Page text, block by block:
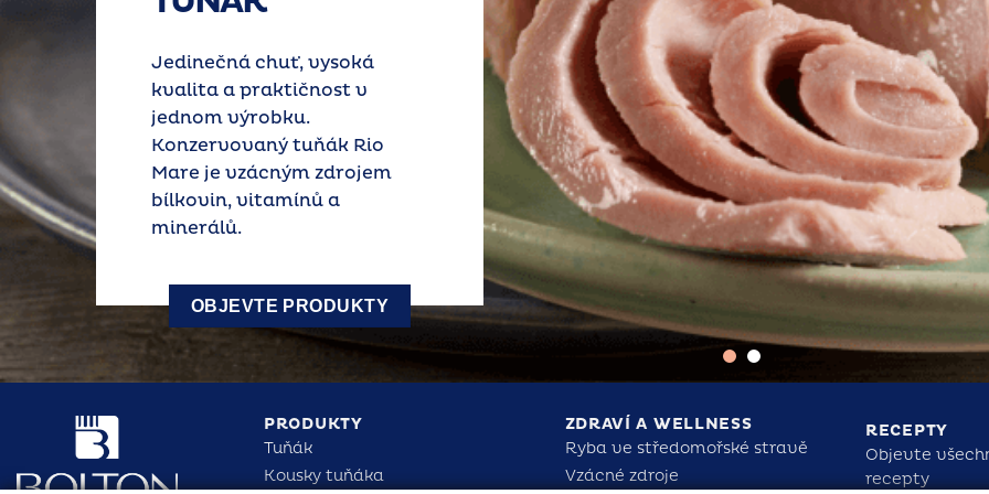
Rio
PRODUKTY
Tuňák
Kousky tuňáka
ZDRAVÍ A WELLNESS
Ryba ve středomořské stravě
Vzácné zdroje
RECEPTY
Objevte
recepty